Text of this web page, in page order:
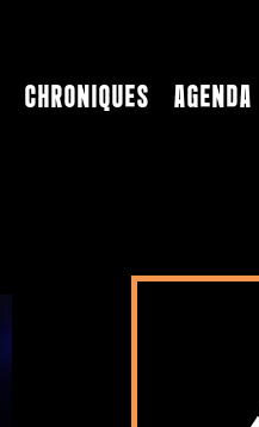
CHRONIQUES AGENDA